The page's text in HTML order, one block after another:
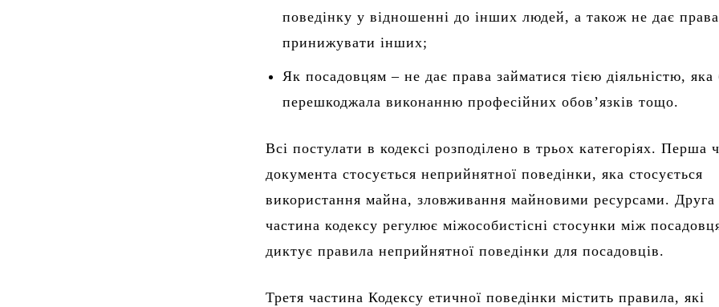
поведінку у відношенні до інших людей, а також не дає права
принижувати інших;
Як посадовцям – не дає права займатися тією діяльністю, яка
перешкоджала виконанню професійних обов’язків тощо.
Всі постулати в кодексі розподілено в трьох категоріях. Перша
документа стосується неприйнятної поведінки, яка стосується
використання майна, зловживання майновими ресурсами. Друга
частина кодексу регулює міжособистісні стосунки між
диктує правила неприйнятної поведінки для посадовців.
Третя частина Кодексу етичної поведінки містить правила, які